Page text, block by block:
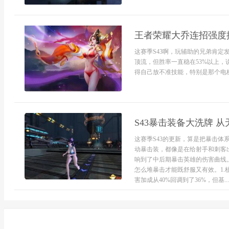
王者荣耀大乔连招强
这赛季S43啊，玩辅助的兄弟肯定
顶流，但胜率一直稳在53%以上
得自己放不准技能，特别是那个
S43暴击装备大洗牌
这赛季S43的更新，算是把暴击体
动暴击装，都像是在给射手和刺
响到了中后期暴击英雄的伤害曲
怎么堆暴击才能既舒服又有效。1.
害加成从40%回调到了36%，但基...